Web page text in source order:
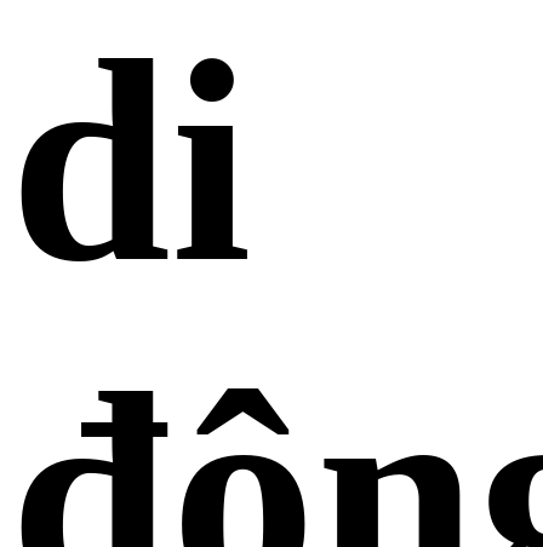
di